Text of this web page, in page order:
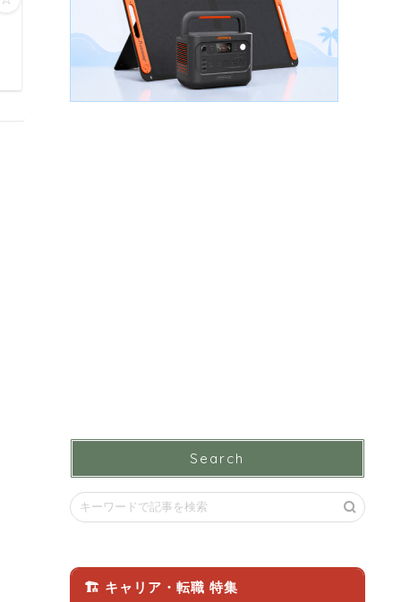
Search
🏗 キャリア・転職 特集